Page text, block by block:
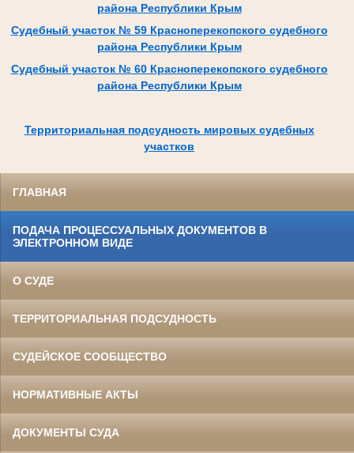
района Республики Крым
Судебный участок № 59 Красноперекопского судебного
района Республики Крым
Судебный участок № 60 Красноперекопского судебного
района Республики Крым
Территориальная подсудность мировых судебных
участков
ГЛАВНАЯ
ПОДАЧА ПРОЦЕССУАЛЬНЫХ ДОКУМЕНТОВ В
ЭЛЕКТРОННОМ ВИДЕ
О СУДЕ
ТЕРРИТОРИАЛЬНАЯ ПОДСУДНОСТЬ
СУДЕЙСКОЕ СООБЩЕСТВО
НОРМАТИВНЫЕ АКТЫ
ДОКУМЕНТЫ СУДА